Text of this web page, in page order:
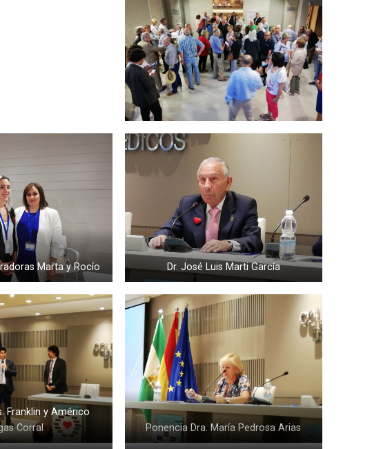
Marta y Rocío Dr. José Luis Marti García
Franklin y Américo
Corral
Ponencia Dra. María Pedrosa Arias